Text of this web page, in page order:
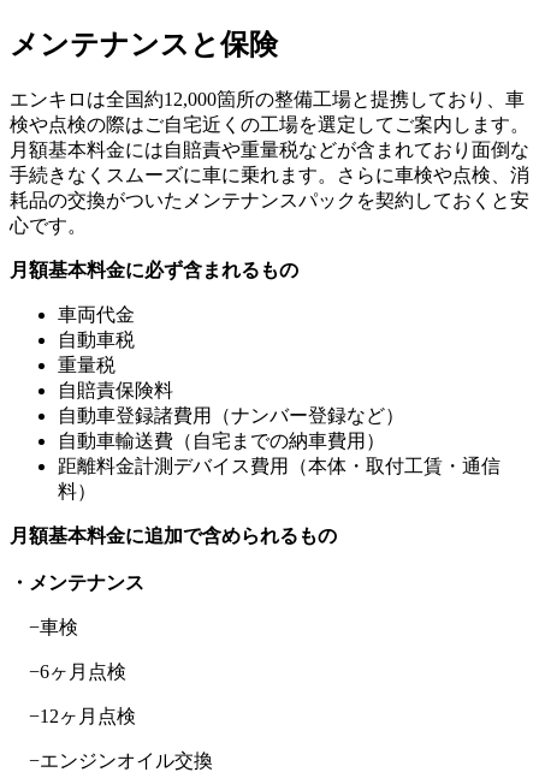
メンテナンスと保険
エンキロは全国約12,000箇所の整備工場と提携しており、車
検や点検の際はご自宅近くの工場を選定してご案内します。
月額基本料金には自賠責や重量税などが含まれており面倒な
手続きなくスムーズに車に乗れます。さらに車検や点検、消
耗品の交換がついたメンテナンスパックを契約しておくと安
心です。
月額基本料金に必ず含まれるもの
車両代金
自動車税
重量税
自賠責保険料
自動車登録諸費用（ナンバー登録など）
自動車輸送費（自宅までの納車費用）
距離料金計測デバイス費用（本体・取付工賃・通信
料）
月額基本料金に追加で含められるもの
・メンテナンス
−車検
−6ヶ月点検
−12ヶ月点検
−エンジンオイル交換